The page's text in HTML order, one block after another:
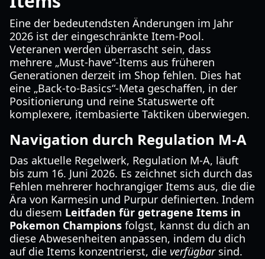
Eine der bedeutendsten Änderungen im Jahr
2026 ist der eingeschränkte Item-Pool.
Veteranen werden überrascht sein, dass
mehrere „Must-have“-Items aus früheren
Generationen derzeit im Shop fehlen. Dies hat
eine „Back-to-Basics“-Meta geschaffen, in der
Positionierung und reine Statuswerte oft
komplexere, itembasierte Taktiken überwiegen.
Navigation durch Regulation M-A
Das aktuelle Regelwerk, Regulation M-A, läuft
bis zum 16. Juni 2026. Es zeichnet sich durch das
Fehlen mehrerer hochrangiger Items aus, die die
Ära von Karmesin und Purpur definierten. Indem
du diesem Leitfaden für getragene Items in
Pokemon Champions folgst, kannst du dich an
diese Abwesenheiten anpassen, indem du dich
auf die Items konzentrierst, die verfügbarsind.